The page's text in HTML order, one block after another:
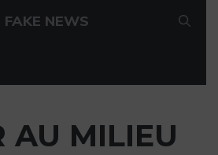
FAKE NEWS
AU MILIEU